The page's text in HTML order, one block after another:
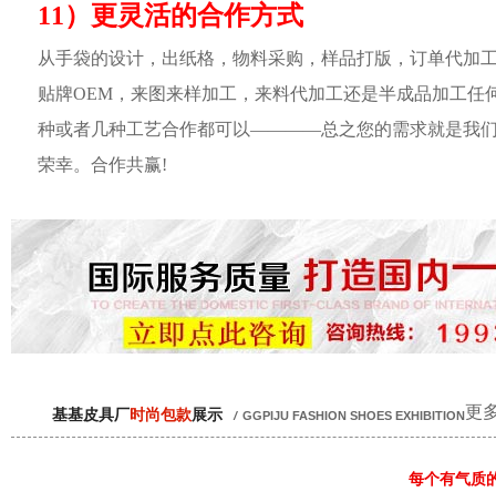
11）更灵活的合作方式
从手袋的设计，出纸格，物料采购，样品打版，订单代加
贴牌OEM，来图来样加工，来料代加工还是半成品加工任
种或者几种工艺合作都可以————总之您的需求就是我
荣幸。合作共赢!
更
基基皮具厂时尚包款展示 / GGPIJU FASHION SHOES EXHIBITION
每个有气质